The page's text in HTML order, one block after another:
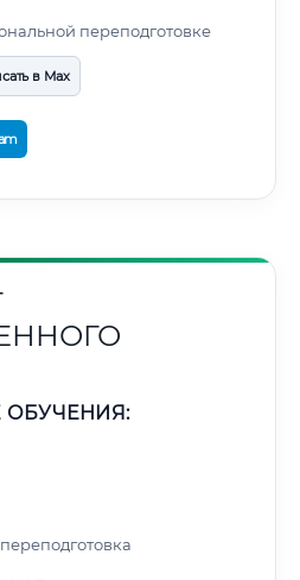
переподготовке
в Max
ОБУЧЕНИЯ: